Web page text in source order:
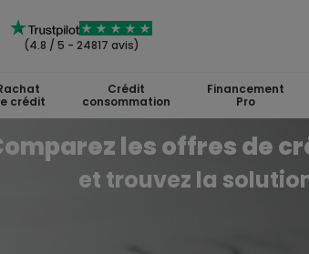
(4.8 / 5 - 24817 avis)
crédit
Crédit
consommation
Financement
Pro
les offres de
et trouvez la